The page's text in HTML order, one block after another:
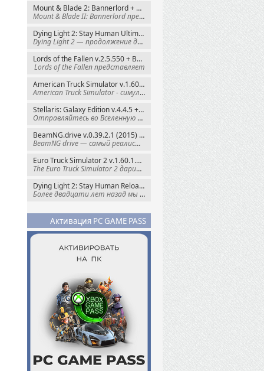
Mount & Blade 2: Bannerlord + War Sails v.1.4.7.117484 (2025) GOG
Mount & Blade II: Bannerlord представляет
Dying Light 2: Stay Human Ultimate Edition v.1.29.0 + Все DLC (2022) Пиратка
Dying Light 2 — продолжение динамичного
Lords of the Fallen v.2.5.550 + Все DLC (2023) Пиратка
Lords of the Fallen представляет
American Truck Simulator v.1.60.1.8s + Все DLC (2016) Пиратка
American Truck Simulator - симулятор
Stellaris: Galaxy Edition v.4.4.5 + Все DLC (2016) Пиратка
Отправляйтесь во Вселенную полную чудес и
BeamNG.drive v.0.39.2.1 (2015) RePack
BeamNG drive — самый реалистичный
Euro Truck Simulator 2 v.1.60.1.7s + Все DLC (2012) Пиратка
The Euro Truck Simulator 2 дарит вам опыт
Dying Light 2: Stay Human Reloaded Edition v.1.28.3 + Все DLC (2022) RePack
Более двадцати лет назад мы пытались
Активация PC GAME PASS